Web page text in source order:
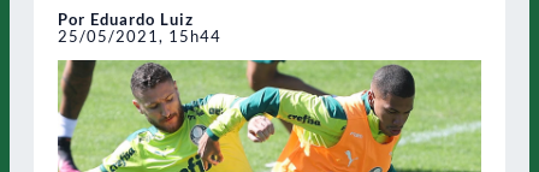
Por Eduardo Luiz
25/05/2021, 15h44